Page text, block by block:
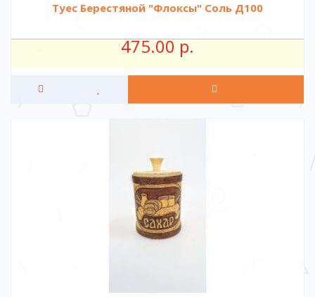
Туес Берестяной "Флоксы" Соль Д100
475.00 р.